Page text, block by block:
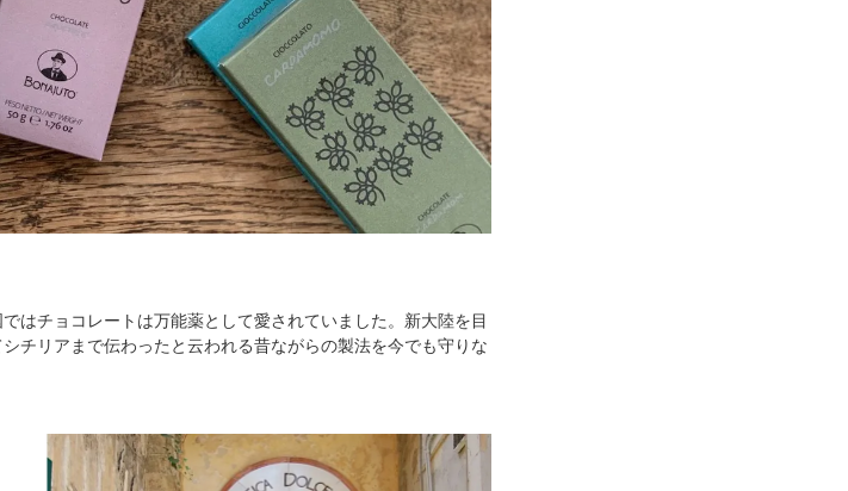
はチョコレートは万能薬として愛されていました。新大陸を目
チリアまで伝わったと云われる昔ながらの製法を今でも守りな